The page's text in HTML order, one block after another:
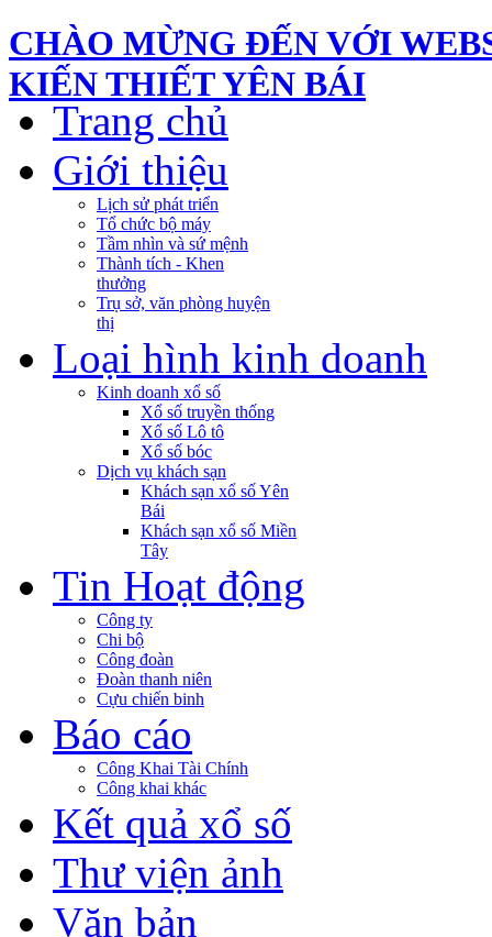
CHÀO MỪNG ĐẾN VỚI
KIẾN THIẾT YÊN BÁI
Trang chủ
Giới thiệu
Lịch sử phát triển
Tổ chức bộ máy
Tầm nhìn và sứ mệnh
Thành tích - Khen
thưởng
Trụ sở, văn phòng huyện
thị
Loại hình kinh doanh
Kinh doanh xổ số
Xổ số truyền thống
Xổ số Lô tô
Xổ số bóc
Dịch vụ khách sạn
Khách sạn xổ số Yên
Bái
Khách sạn xổ số Miền
Tây
Tin Hoạt động
Công ty
Chi bộ
Công đoàn
Đoàn thanh niên
Cựu chiến binh
Báo cáo
Công Khai Tài Chính
Công khai khác
Kết quả xổ số
Thư viện ảnh
Văn bản